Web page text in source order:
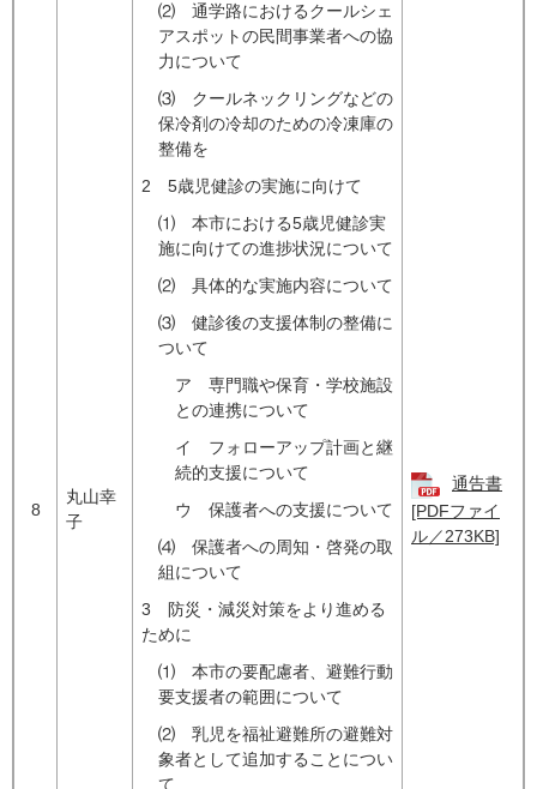
8
丸山幸
子
⑵ 通学路におけるクールシェ
アスポットの民間事業者への協
力について
⑶ クールネックリングなどの
保冷剤の冷却のための冷凍庫の
整備を
2 5歳児健診の実施に向けて
⑴ 本市における5歳児健診実
施に向けての進捗状況について
⑵ 具体的な実施内容について
⑶ 健診後の支援体制の整備に
ついて
ア 専門職や保育・学校施設
との連携について
イ フォローアップ計画と継
続的支援について
ウ 保護者への支援について
⑷ 保護者への周知・啓発の取
組について
3 防災・減災対策をより進める
ために
⑴ 本市の要配慮者、避難行動
要支援者の範囲について
⑵ 乳児を福祉避難所の避難対
象者として追加することについ
て
通告書
[PDFファイ
ル／273KB]